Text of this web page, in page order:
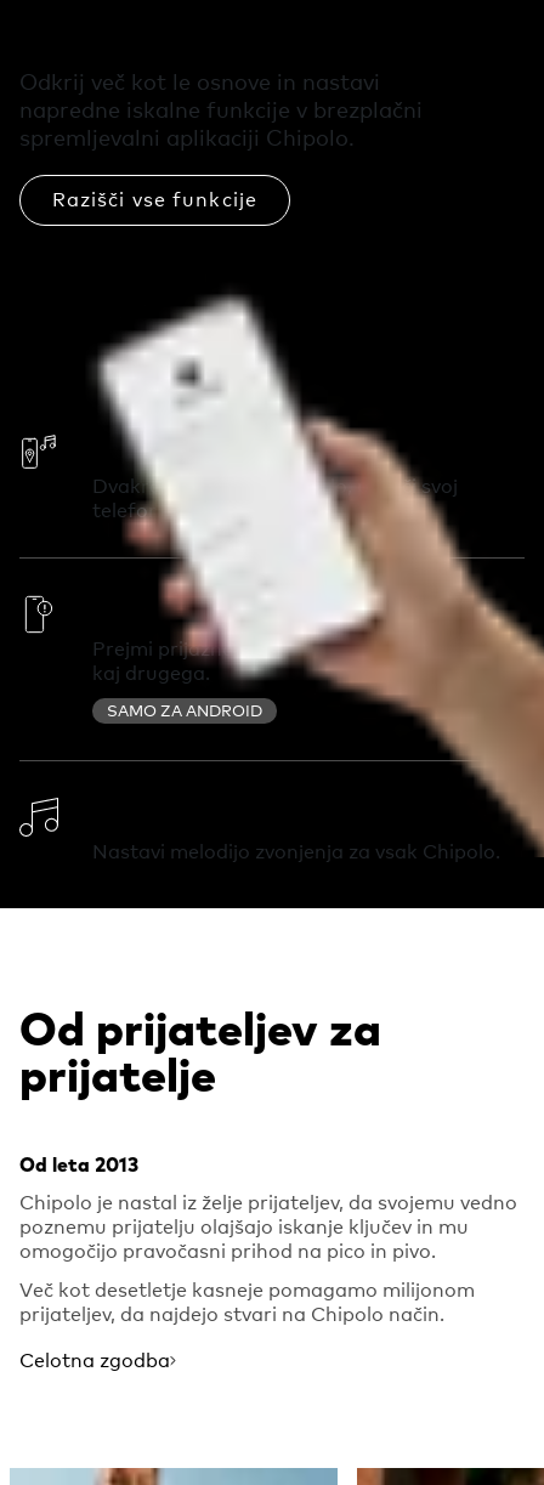
Odkrij več kot le osnove in nastavi
napredne iskalne funkcije v brezplačni
spremljevalni aplikaciji Chipolo.
Razišči vse funkcije
Pokliči svoj telefon
Dvakrat pritisni na Chipolo, pokliči svoj
telefon in ga najdi v trenutku.
Pametna opozorila
Prejmi prijazno opozorilo, ko pozabiš ključe ali
kaj drugega.
SAMO ZA ANDROID
Nastavi melodijo zvonjenja za vsak Chipolo.
Od prijateljev za
prijatelje
Od leta 2013
Chipolo je nastal iz želje prijateljev, da svojemu vedno
poznemu prijatelju olajšajo iskanje ključev in mu
omogočijo pravočasni prihod na pico in pivo.
Več kot desetletje kasneje pomagamo milijonom
prijateljev, da najdejo stvari na Chipolo način.
Celotna zgodba